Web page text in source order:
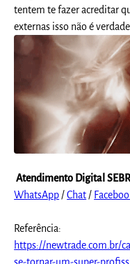
tentem te fazer acreditar
externas isso não é
Atendimento Digital
WhatsApp /Chat /
Referência:
https://newtrade.com.br/